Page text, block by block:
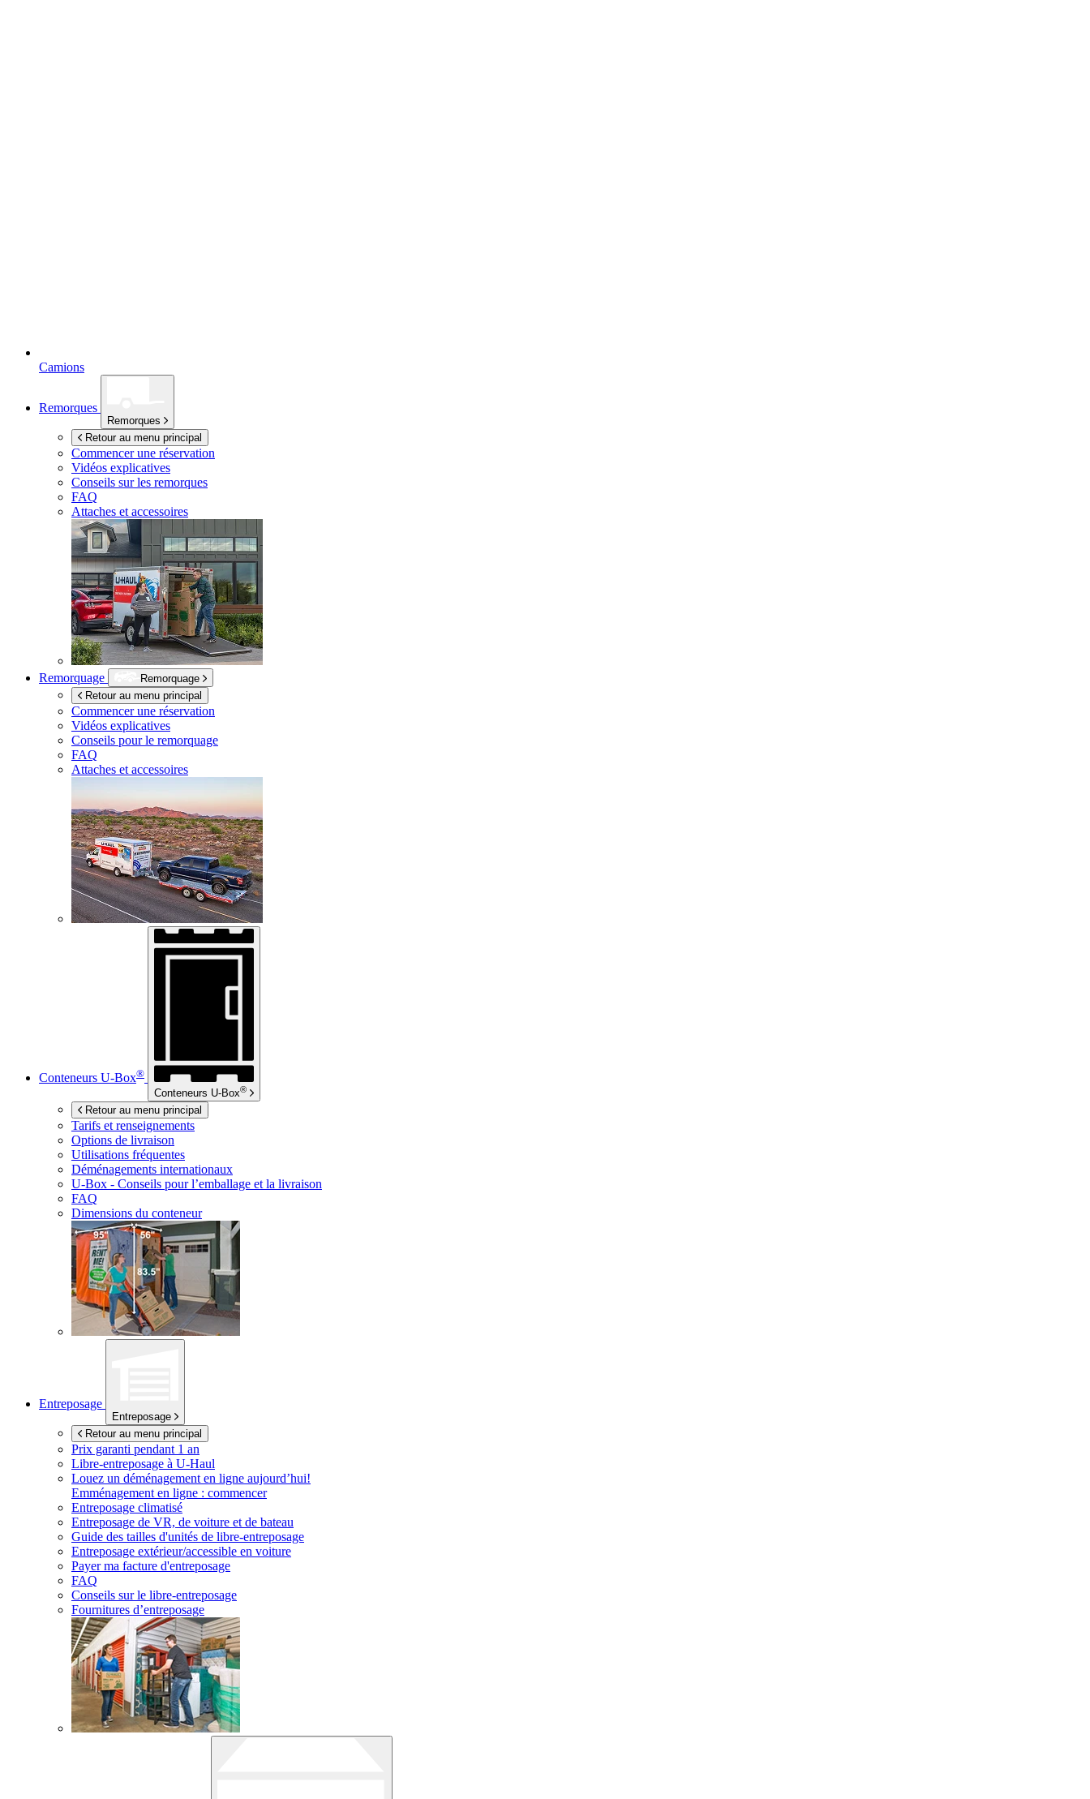
Camions
Remorques
Remorques
Retour au menu principal
Commencer une réservation
Vidéos explicatives
Conseils sur les remorques
FAQ
Attaches et accessoires
Remorquage
Remorquage
Retour au menu principal
Commencer une réservation
Vidéos explicatives
Conseils pour le remorquage
FAQ
Attaches et accessoires
Conteneurs U-Box®
Conteneurs U-Box®
Retour au menu principal
Tarifs et renseignements
Options de livraison
Utilisations fréquentes
Déménagements internationaux
U-Box - Conseils pour l’emballage et la livraison
FAQ
Dimensions du conteneur
Entreposage
Entreposage
Retour au menu principal
Prix garanti pendant 1 an
Libre-entreposage à U-Haul
Louez un déménagement en ligne aujourd’hui!
Emménagement en ligne : commencer
Entreposage climatisé
Entreposage de VR, de voiture et de bateau
Guide des tailles d'unités de libre-entreposage
Entreposage extérieur/accessible en voiture
Payer ma facture d'entreposage
FAQ
Conseils sur le libre-entreposage
Fournitures d’entreposage